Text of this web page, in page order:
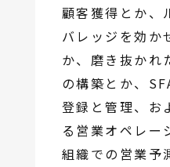
顧客獲得とか、
バレッジを効か
か、磨き抜かれ
の構築とか、
登録と管理、お
る営業オペレー
組織での営業予